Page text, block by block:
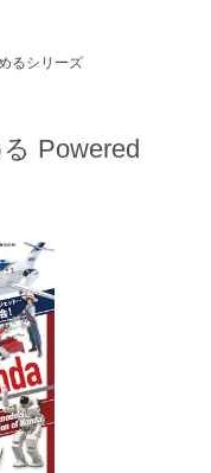
るシリーズ
Powered